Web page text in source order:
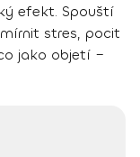
efekt. Spouští
stres, pocit
jako objetí –